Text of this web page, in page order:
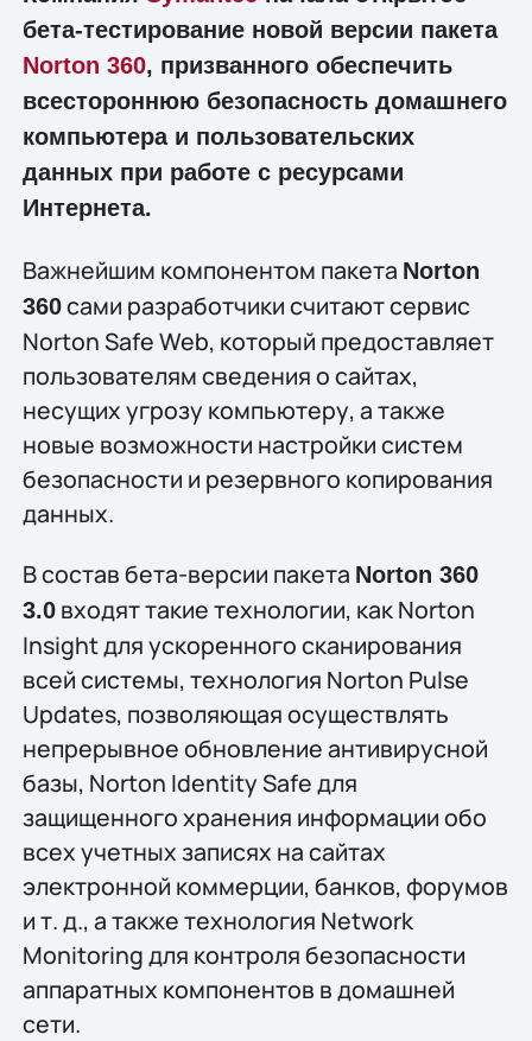
бета-тестирование новой версии пакета
Norton 360, призванного обеспечить
всестороннюю безопасность домашнего
компьютера и пользовательских
данных при работе с ресурсами
Интернета.
Важнейшим компонентом пакета Norton
360сами разработчики считают сервис
Norton Safe Web, который предоставляет
пользователям сведения о сайтах,
несущих угрозу компьютеру, а также
новые возможности настройки систем
безопасности и резервного копирования
данных.
В состав бета-версии пакета Norton 360
3.0входят такие технологии, как Norton
Insight для ускоренного сканирования
всей системы, технология Norton Pulse
Updates, позволяющая осуществлять
непрерывное обновление антивирусной
базы, Norton Identity Safe для
защищенного хранения информации обо
всех учетных записях на сайтах
электронной коммерции, банков, форумов
и т. д., а также технология Network
Monitoring для контроля безопасности
аппаратных компонентов в домашней
сети.